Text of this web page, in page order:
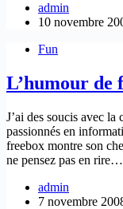
admin
10 novembre
Fun
L’humour de
J’ai des soucis avec
passionnés en
freebox montre son
ne pensez pas en
admin
7 novembre